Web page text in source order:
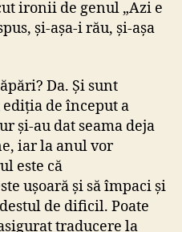
ironii de genul „Azi e
și-așa-i rău, și-așa
Da. Și sunt
de început a
și-au dat seama deja
iar la anul vor
este că
ușoară și să împaci și
de dificil. Poate
traducere la